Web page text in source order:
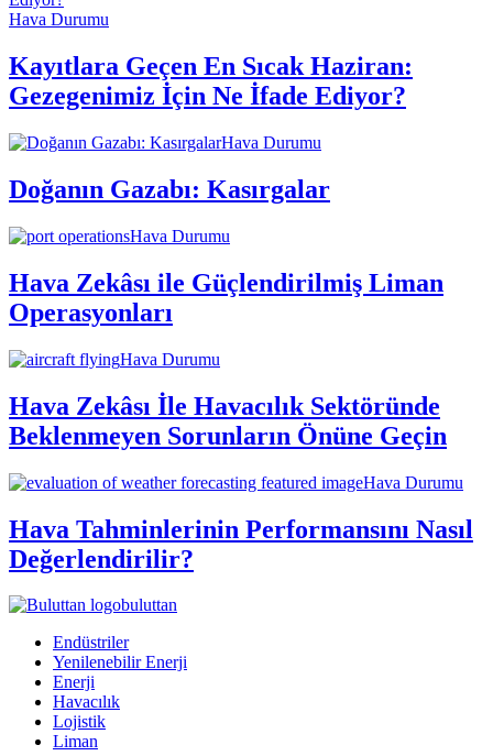
Hava Durumu
Kayıtlara Geçen En Sıcak Haziran:
Gezegenimiz İçin Ne İfade Ediyor?
Hava Durumu
Doğanın Gazabı: Kasırgalar
Hava Durumu
Hava Zekâsı ile Güçlendirilmiş Liman
Operasyonları
Hava Durumu
Hava Zekâsı İle Havacılık Sektöründe
Beklenmeyen Sorunların Önüne Geçin
Hava Durumu
Hava Tahminlerinin Performansını Nasıl
Değerlendirilir?
buluttan
Endüstriler
Yenilenebilir Enerji
Enerji
Havacılık
Lojistik
Liman